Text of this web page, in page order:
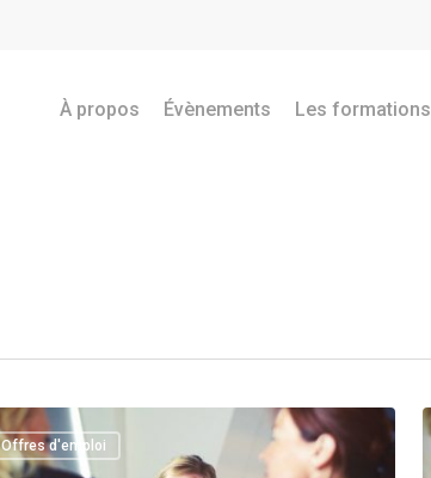
À propos Évènements Les formations
Offres d'emploi